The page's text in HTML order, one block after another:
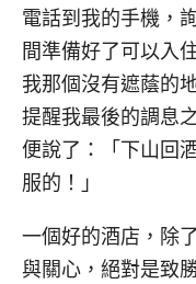
電話到我的手機，
間準備好了可以入
我那個沒有遮蔭的
提醒我最後的調息
便說了：「下山回
服的！」
一個好的酒店，除
與關心，絕對是致